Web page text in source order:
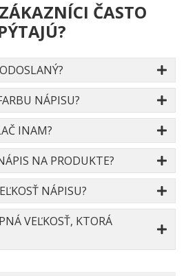
ČASTO
NÁPISU?
INAM?
NA PRODUKTE?
NÁPISU?
VEĽKOSŤ, KTORÁ